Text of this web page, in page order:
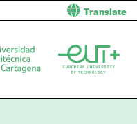
Translate